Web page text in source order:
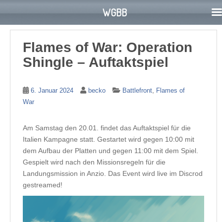
Flames of War: Operation
Shingle – Auftaktspiel
6. Januar 2024 becko Battlefront
Flames of
War
Am Samstag den 20.01. findet das Auftaktspiel für die
Italien Kampagne statt. Gestartet wird gegen 10:00 mit
dem Aufbau der Platten und gegen 11:00 mit dem Spiel.
Gespielt wird nach den Missionsregeln für die
Landungsmission in Anzio. Das Event wird live im Discrod
gestreamed!
WGBB